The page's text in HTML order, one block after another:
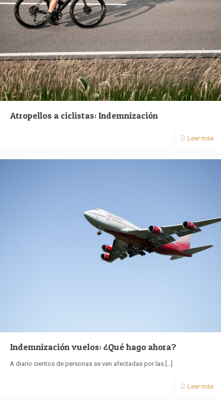
Atropellos a ciclistas: Indemnización
Leer más
Indemnización vuelos: ¿Qué hago ahora?
A diario cientos de personas se ven afectadas por las […]
Leer más